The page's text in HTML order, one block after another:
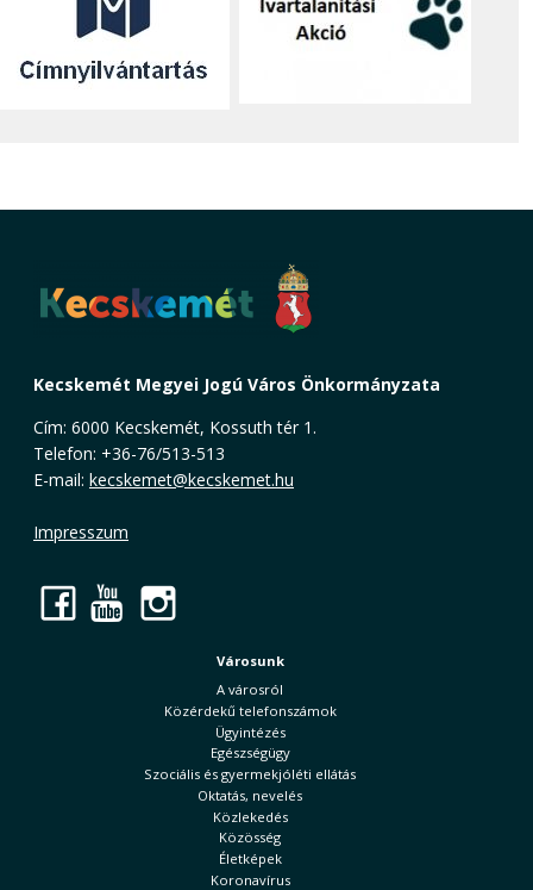
Kecskemét Megyei Jogú Város Önkormányzata
Cím: 6000 Kecskemét, Kossuth tér 1.
Telefon: +36-76/513-513
E-mail: kecskemet@kecskemet.hu
Impresszum
Facebook
YouTube
Városunk
A városról
Közérdekű telefonszámok
Ügyintézés
Egészségügy
Szociális és gyermekjóléti ellátás
Oktatás, nevelés
Közlekedés
Közösség
Életképek
Koronavírus